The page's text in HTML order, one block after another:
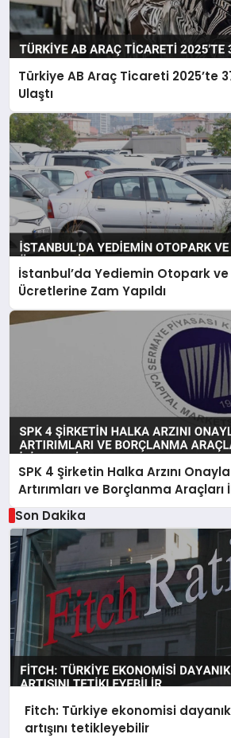
Türkiye AB Araç Ticareti 2025’te
Ulaştı
İstanbul’da Yediemin Otopark
Ücretlerine Zam Yapıldı
SPK 4 Şirketin Halka Arzını
Artırımları ve Borçlanma Araçları
Verdi
Son Dakika
Fitch: Türkiye ekonomisi
artışını tetikleyebilir